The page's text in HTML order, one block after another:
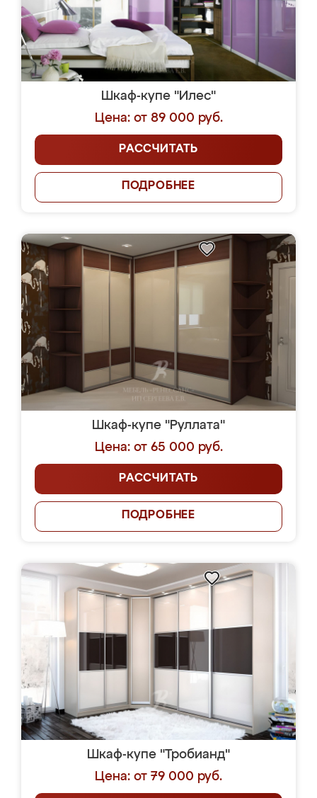
Шкаф-купе "Илес"
Цена: от 89 000 руб.
РАССЧИТАТЬ
ПОДРОБНЕЕ
Шкаф-купе "Руллата"
Цена: от 65 000 руб.
РАССЧИТАТЬ
ПОДРОБНЕЕ
Шкаф-купе "Тробианд"
Цена: от 79 000 руб.